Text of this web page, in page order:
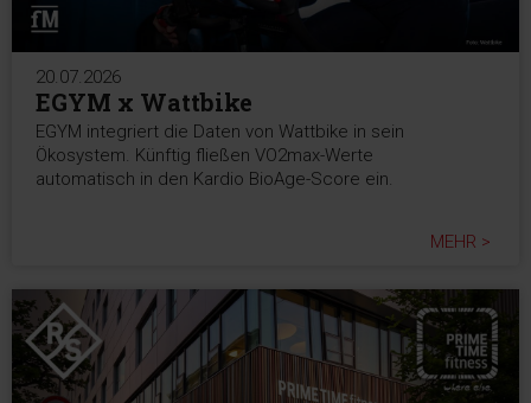
20.07.2026
EGYM x Wattbike
EGYM integriert die Daten von Wattbike in sein
Ökosystem. Künftig fließen VO2max-Werte
automatisch in den Kardio BioAge-Score ein.
MEHR >